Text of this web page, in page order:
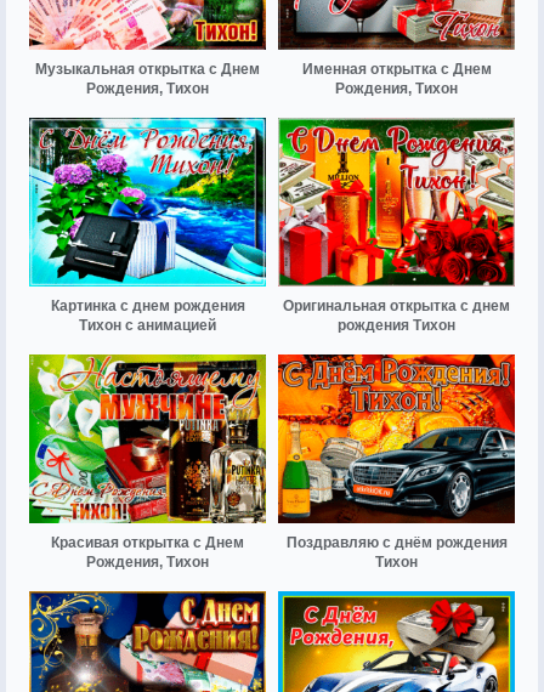
Музыкальная открытка с Днем
Рождения, Тихон
Именная открытка с Днем
Рождения, Тихон
Картинка с днем рождения
Тихон с анимацией
Оригинальная открытка с днем
рождения Тихон
Красивая открытка с Днем
Рождения, Тихон
Поздравляю с днём рождения
Тихон